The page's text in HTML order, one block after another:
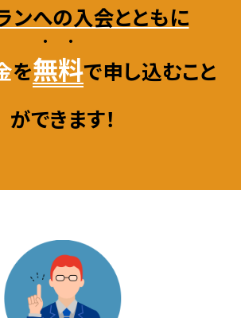
ンへの入会とともに
を無料
・・
で申し込むこと
ができます！